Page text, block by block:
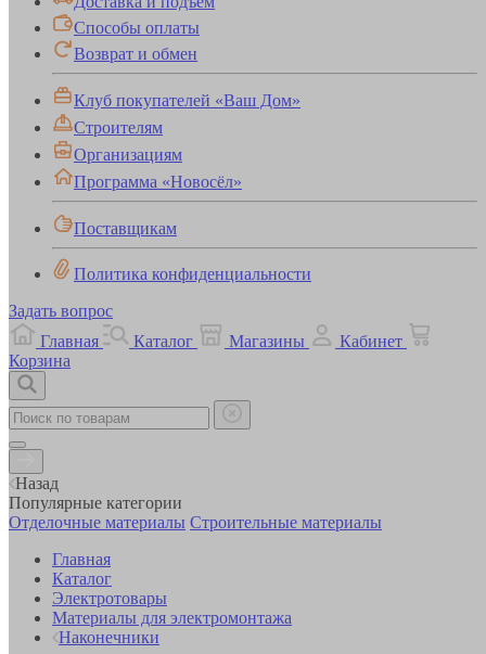
Способы оплаты
Возврат и обмен
Клуб покупателей «Ваш Дом»
Строителям
Организациям
Программа «Новосёл»
Поставщикам
Политика конфиденциальности
Задать вопрос
Главная
Каталог Магазины
Кабинет
Корзина
Назад
Популярные категории
Отделочные материалы Строительные материалы
Главная
Каталог
Электротовары
Материалы для электромонтажа
Наконечники